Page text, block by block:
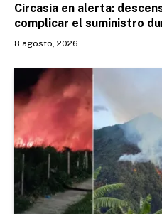
Circasia en alerta:
complicar el suministro
8 agosto, 2026